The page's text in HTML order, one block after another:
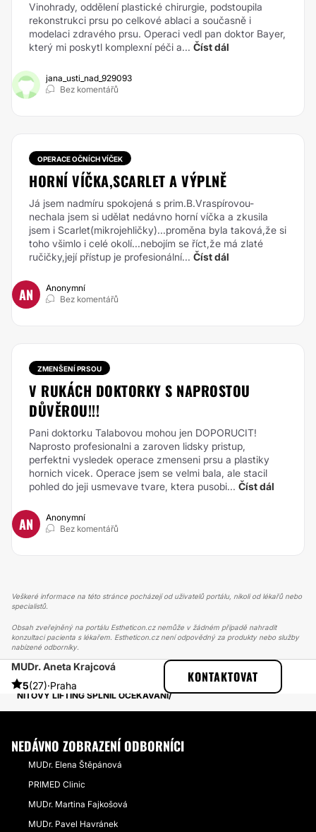
Vinohrady, oddělení plastické chirurgie, podstoupila
rekonstrukci prsu po celkové ablaci a současně i
modelaci zdravého prsu. Operaci vedl pan doktor Bayer,
který mi poskytl komplexní péči a... Číst dál
jana_usti_nad_929093
Bez komentářů
OPERACE OČNÍCH VÍČEK
HORNÍ VÍČKA,SCARLET A VÝPLNĚ
Já jsem nadmíru spokojená s prim.B.Vraspírovou-
nechala jsem si udělat nedávno horní víčka a zkusila
jsem i Scarlet(mikrojehličky)...proměna byla taková,že si
toho všimlo i celé okolí...nebojím se říct,že má zlaté
ručičky,její přístup je profesionální... Číst dál
AN
Anonymní
Bez komentářů
ZMENŠENÍ PRSOU
V RUKÁCH DOKTORKY S NAPROSTOU
DŮVĚROU!!!
Pani doktorku Talabovou mohou jen DOPORUCIT!
Naprosto profesionalni a zaroven lidsky pristup,
perfektni vysledek operace zmenseni prsu a plastiky
hornich vicek. Operace jsem se velmi bala, ale stacil
pohled do jeji usmevave tvare, ktera pusobi... Číst dál
AN
Anonymní
Bez komentářů
Veškeré informace na této stránce pocházejí od uživatelů portálu, nikoli od lékařů nebo
specialistů.
Obsah zveřejněný na portálu Estheticon.cz nemůže v žádném případě nahradit
konzultaci pacienta s lékařem. Estheticon.cz není odpovědný za produkty nebo služby
nabízené odborníky.
MUDr. Aneta Krajcová
5(27)·Praha
KONTAKTOVAT
ESTHETICON
PŘÍBĚHY
PŘÍBĚHY TÝKAJÍCÍ SE ZÁKROKU NIŤOVÝ LIFTING
NÍŤOVÝ LIFTING SPLNIL OČEKÁVÁNÍ
NEDÁVNO ZOBRAZENÍ ODBORNÍCI
MUDr. Elena Štěpánová
PRIMED Clinic
MUDr. Martina Fajkošová
MUDr. Pavel Havránek